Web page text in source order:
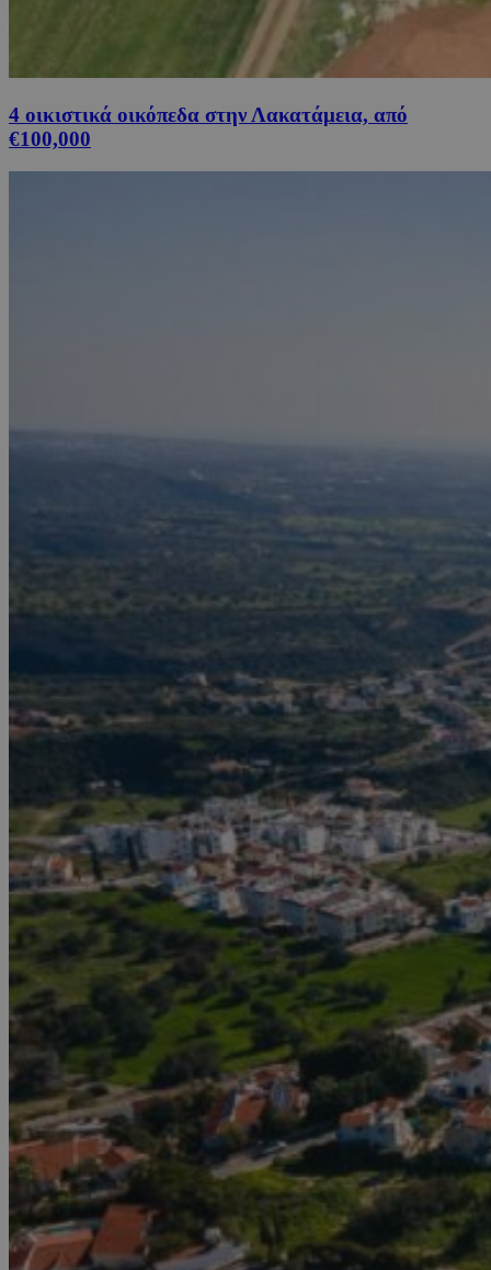
4 οικιστικά οικόπεδα στην Λακατάμεια, από
€100,000